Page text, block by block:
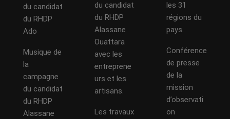
du candidat
du RHDP
Ado
Musique de
la
campagne
du candidat
du RHDP
Alassane
du candidat
du RHDP
Alassane
Ouattara
avec les
entreprene
urs et les
artisans.
Les travaux
les 31
régions du
pays.
Conférence
de presse
de la
mission
d’observati
on